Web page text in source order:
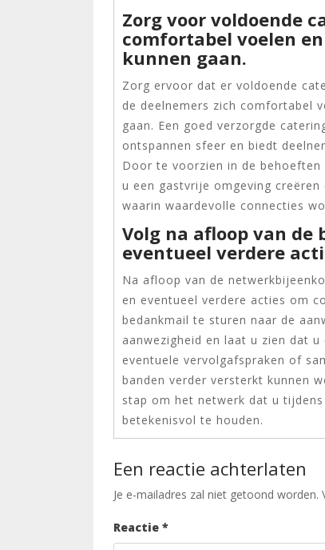
Zorg voor voldoende
comfortabel voelen
kunnen gaan.
Zorg ervoor dat er voldoende
de deelnemers zich comfortabel
gaan. Een goed verzorgde
ontspannen sfeer en biedt
Door te voorzien in de
u een gastvrije omgeving
waarin waardevolle connecties
Volg na afloop van
eventueel verdere
Na afloop van de
en eventueel verdere acties om
bedankmail te sturen naar de
aanwezigheid en laat u zien dat
eventuele vervolgafspraken of
banden verder versterkt kunnen
stap om het netwerk dat u
betekenisvol te houden.
Een reactie achterlaten
Je e-mailadres zal niet getoond worden.
Reactie *